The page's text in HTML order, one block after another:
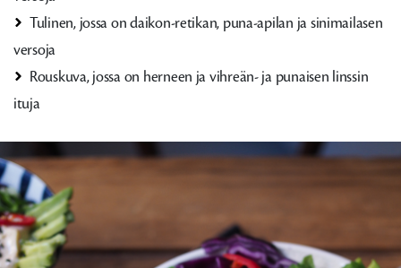
Tulinen, jossa on daikon-retikan, puna-apilan ja sinimailasen
versoja
Rouskuva, jossa on herneen ja vihreän- ja punaisen linssin
ituja